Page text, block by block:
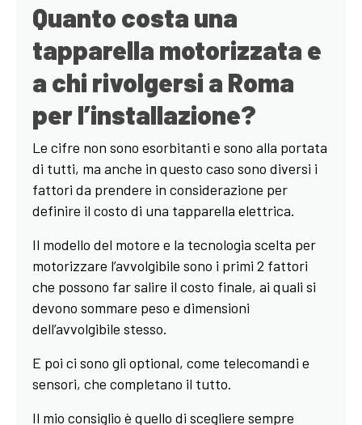
Quanto costa una
tapparella motorizzata e
a chi rivolgersi a Roma
per l’installazione?
Le cifre non sono esorbitanti e sono alla portata
di tutti, ma anche in questo caso sono diversi i
fattori da prendere in considerazione per
definire il costo di una tapparella elettrica.
Il modello del motore e la tecnologia scelta per
motorizzare l’avvolgibile sono i primi 2 fattori
che possono far salire il costo finale, ai quali si
devono sommare peso e dimensioni
dell’avvolgibile stesso.
E poi ci sono gli optional, come telecomandi e
sensori, che completano il tutto.
Il mio consiglio è quello di scegliere sempre